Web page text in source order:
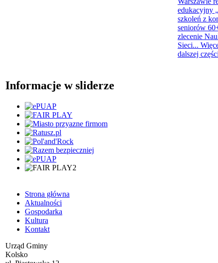
edukacyjny
szkoleń z
seniorów
zlecenie
Sieci...
dalszej
Informacje w sliderze
Strona główna
Aktualności
Gospodarka
Kultura
Kontakt
Urząd Gminy
Kolsko